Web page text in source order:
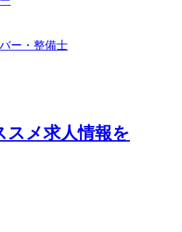
ー・整備士
スメ求人情報を